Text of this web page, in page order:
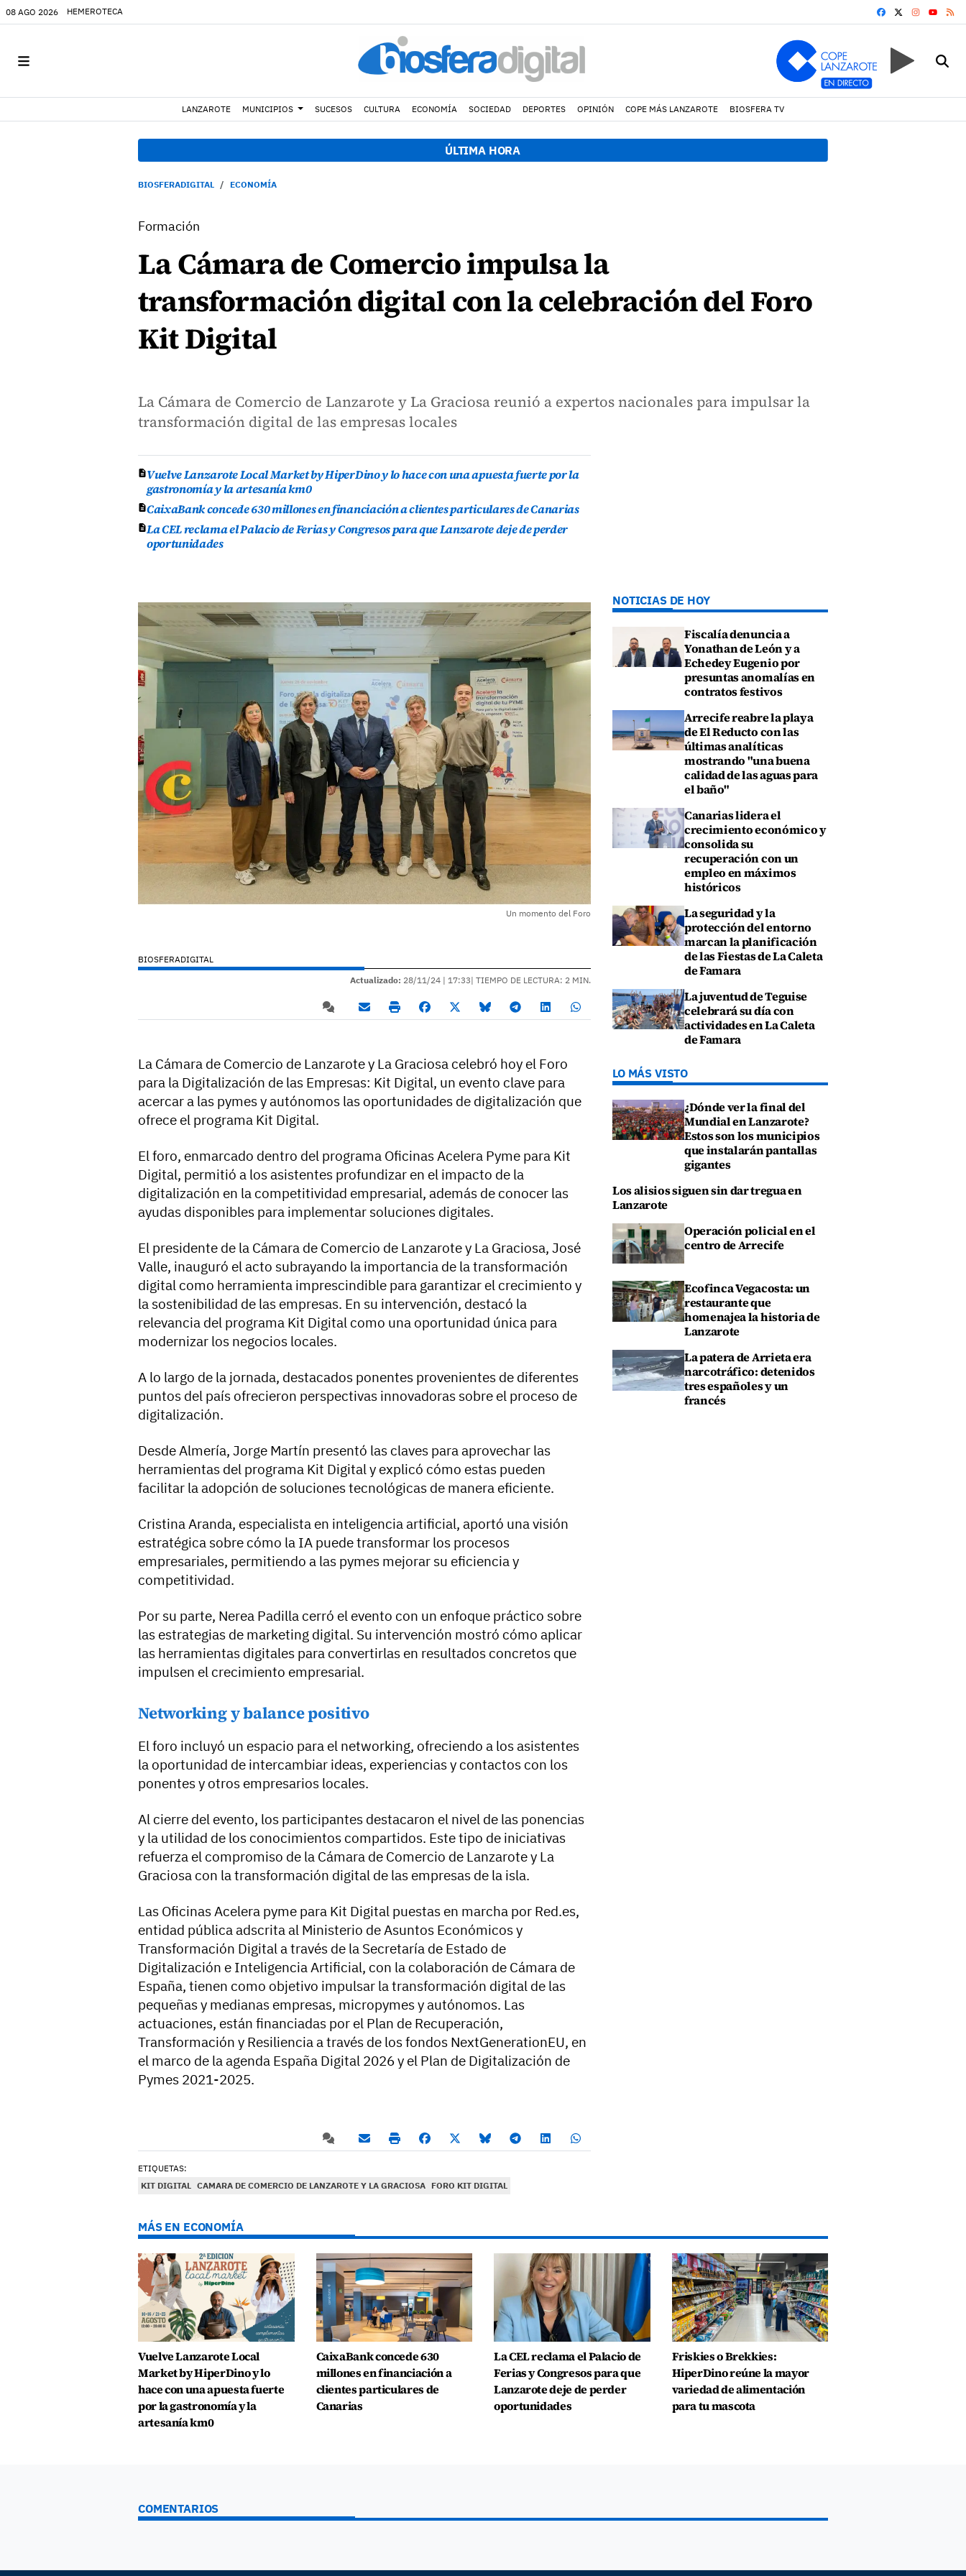
08 AGO 2026 HEMEROTECA FACEBOOK
YOUTUBE
LANZAROTE MUNICIPIOS SUCESOS CULTURA ECONOMÍA SOCIEDAD DEPORTES OPINIÓN COPE MÁS LANZAROTE BIOSFERA TV
ÚLTIMA HORA
BIOSFERADIGITAL ECONOMÍA
Formación
La Cámara de Comercio impulsa la
transformación digital con la celebración del Foro
Kit Digital
La Cámara de Comercio de Lanzarote y La Graciosa reunió a expertos nacionales para impulsar la
transformación digital de las empresas locales
Vuelve Lanzarote Local Market by HiperDino y lo hace con una apuesta fuerte por la
gastronomía y la artesanía km0
CaixaBank concede 630 millones en financiación a clientes particulares de Canarias
La CEL reclama el Palacio de Ferias y Congresos para que Lanzarote deje de perder
oportunidades
Un momento del Foro
BIOSFERADIGITAL
Actualizado: 28/11/24 | 17:33| TIEMPO DE LECTURA: 2 MIN.
La Cámara de Comercio de Lanzarote y La Graciosa celebró hoy el Foro
para la Digitalización de las Empresas: Kit Digital, un evento clave para
acercar a las pymes y autónomos las oportunidades de digitalización que
ofrece el programa Kit Digital.
El foro, enmarcado dentro del programa Oficinas Acelera Pyme para Kit
Digital, permitió a los asistentes profundizar en el impacto de la
digitalización en la competitividad empresarial, además de conocer las
ayudas disponibles para implementar soluciones digitales.
El presidente de la Cámara de Comercio de Lanzarote y La Graciosa, José
Valle, inauguró el acto subrayando la importancia de la transformación
digital como herramienta imprescindible para garantizar el crecimiento y
la sostenibilidad de las empresas. En su intervención, destacó la
relevancia del programa Kit Digital como una oportunidad única para
modernizar los negocios locales.
A lo largo de la jornada, destacados ponentes provenientes de diferentes
puntos del país ofrecieron perspectivas innovadoras sobre el proceso de
digitalización.
Desde Almería, Jorge Martín presentó las claves para aprovechar las
herramientas del programa Kit Digital y explicó cómo estas pueden
facilitar la adopción de soluciones tecnológicas de manera eficiente.
Cristina Aranda, especialista en inteligencia artificial, aportó una visión
estratégica sobre cómo la IA puede transformar los procesos
empresariales, permitiendo a las pymes mejorar su eficiencia y
competitividad.
Por su parte, Nerea Padilla cerró el evento con un enfoque práctico sobre
las estrategias de marketing digital. Su intervención mostró cómo aplicar
las herramientas digitales para convertirlas en resultados concretos que
impulsen el crecimiento empresarial.
Networking y balance positivo
El foro incluyó un espacio para el networking, ofreciendo a los asistentes
la oportunidad de intercambiar ideas, experiencias y contactos con los
ponentes y otros empresarios locales.
Al cierre del evento, los participantes destacaron el nivel de las ponencias
y la utilidad de los conocimientos compartidos. Este tipo de iniciativas
refuerza el compromiso de la Cámara de Comercio de Lanzarote y La
Graciosa con la transformación digital de las empresas de la isla.
Las Oficinas Acelera pyme para Kit Digital puestas en marcha por Red.es,
entidad pública adscrita al Ministerio de Asuntos Económicos y
Transformación Digital a través de la Secretaría de Estado de
Digitalización e Inteligencia Artificial, con la colaboración de Cámara de
España, tienen como objetivo impulsar la transformación digital de las
pequeñas y medianas empresas, micropymes y autónomos. Las
actuaciones, están financiadas por el Plan de Recuperación,
Transformación y Resiliencia a través de los fondos NextGenerationEU, en
el marco de la agenda España Digital 2026 y el Plan de Digitalización de
Pymes 2021-2025.
ETIQUETAS:
KIT DIGITAL CAMARA DE COMERCIO DE LANZAROTE Y LA GRACIOSA FORO KIT DIGITAL
NOTICIAS DE HOY
Fiscalía denuncia a
Yonathan de León y a
Echedey Eugenio por
presuntas anomalías en
contratos festivos
Arrecife reabre la playa
de El Reducto con las
últimas analíticas
mostrando "una buena
calidad de las aguas para
el baño"
Canarias lidera el
crecimiento económico y
consolida su
recuperación con un
empleo en máximos
históricos
La seguridad y la
protección del entorno
marcan la planificación
de las Fiestas de La Caleta
de Famara
La juventud de Teguise
celebrará su día con
actividades en La Caleta
de Famara
LO MÁS VISTO
¿Dónde ver la final del
Mundial en Lanzarote?
Estos son los municipios
que instalarán pantallas
gigantes
Los alisios siguen sin dar tregua en
Lanzarote
Operación policial en el
centro de Arrecife
Ecofinca Vegacosta: un
restaurante que
homenajea la historia de
Lanzarote
La patera de Arrieta era
narcotráfico: detenidos
tres españoles y un
francés
MÁS EN ECONOMÍA
Vuelve Lanzarote Local
Market by HiperDino y lo
hace con una apuesta fuerte
por la gastronomía y la
artesanía km0
CaixaBank concede 630
millones en financiación a
clientes particulares de
Canarias
La CEL reclama el Palacio de
Ferias y Congresos para que
Lanzarote deje de perder
oportunidades
Friskies o Brekkies:
HiperDino reúne la mayor
variedad de alimentación
para tu mascota
COMENTARIOS